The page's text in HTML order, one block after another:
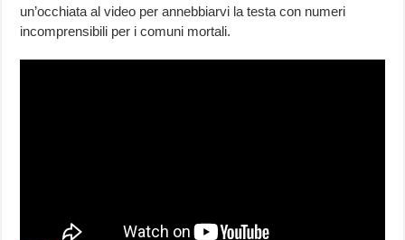
un’occhiata al video per annebbiarvi la testa con numeri
incomprensibili per i comuni mortali.